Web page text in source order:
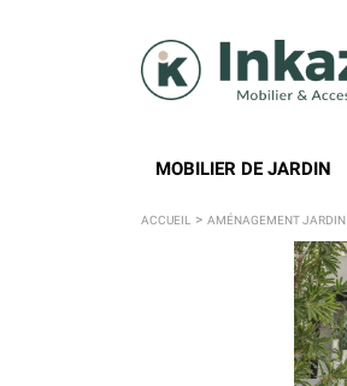
MOBILIER DE JARDIN
ACCUEIL AMÉNAGEMENT JARDIN